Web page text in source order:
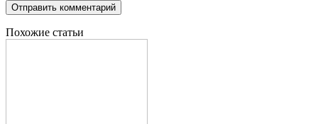
Похожие статьи